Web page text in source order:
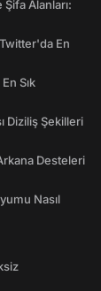
Alanları:
En
Sık
Diziliş Şekilleri
Desteleri
Nasıl